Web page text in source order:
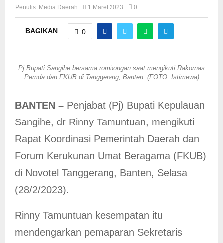
Penulis: Media Daerah 1 Maret 2023 0
BAGIKAN 0
Pj Bupati Sangihe bersama rombongan saat mengikuti Rakornas
Pemda dan FKUB di Tanggerang, Banten. (FOTO: Istimewa)
BANTEN – Penjabat (Pj) Bupati Kepulauan
Sangihe, dr Rinny Tamuntuan, mengikuti
Rapat Koordinasi Pemerintah Daerah dan
Forum Kerukunan Umat Beragama (FKUB)
di Novotel Tanggerang, Banten, Selasa
(28/2/2023).
Rinny Tamuntuan kesempatan itu
mendengarkan pemaparan Sekretaris